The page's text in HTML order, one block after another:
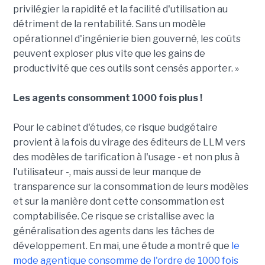
privilégier la rapidité et la facilité d'utilisation au
détriment de la rentabilité. Sans un modèle
opérationnel d'ingénierie bien gouverné, les coûts
peuvent exploser plus vite que les gains de
productivité que ces outils sont censés apporter. »
Les agents consomment 1000 fois plus !
Pour le cabinet d'études, ce risque budgétaire
provient à la fois du virage des éditeurs de LLM vers
des modèles de tarification à l'usage - et non plus à
l'utilisateur -, mais aussi de leur manque de
transparence sur la consommation de leurs modèles
et sur la manière dont cette consommation est
comptabilisée. Ce risque se cristallise avec la
généralisation des agents dans les tâches de
développement. En mai, une étude a montré que le
mode agentique consomme de l'ordre de 1000 fois